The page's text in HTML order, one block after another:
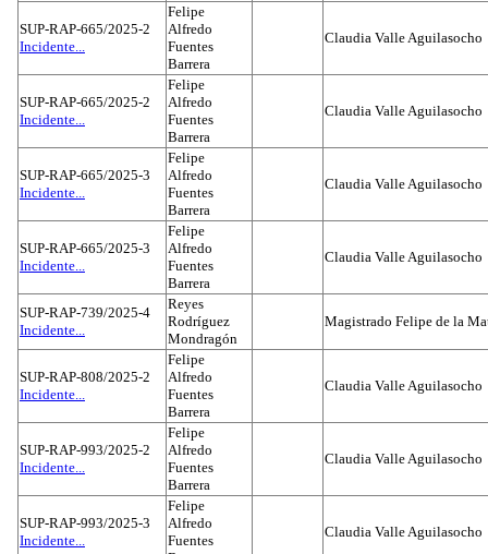
SUP-RAP-665/2025-2
Incidente...
Felipe
Alfredo
Fuentes
Barrera
Claudia Valle Aguilasocho
SUP-RAP-665/2025-2
Incidente...
Felipe
Alfredo
Fuentes
Barrera
Claudia Valle Aguilasocho
SUP-RAP-665/2025-3
Incidente...
Felipe
Alfredo
Fuentes
Barrera
Claudia Valle Aguilasocho
SUP-RAP-665/2025-3
Incidente...
Felipe
Alfredo
Fuentes
Barrera
Claudia Valle Aguilasocho
SUP-RAP-739/2025-4
Incidente...
Reyes
Rodríguez
Mondragón
Magistrado Felipe de la
SUP-RAP-808/2025-2
Incidente...
Felipe
Alfredo
Fuentes
Barrera
Claudia Valle Aguilasocho
SUP-RAP-993/2025-2
Incidente...
Felipe
Alfredo
Fuentes
Barrera
Claudia Valle Aguilasocho
SUP-RAP-993/2025-3
Incidente...
Felipe
Alfredo
Fuentes
Claudia Valle Aguilasocho